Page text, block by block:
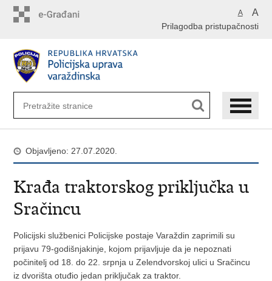
A A
Prilagodba pristupačnosti
Objavljeno: 27.07.2020.
Krađa traktorskog priključka u
Sračincu
Policijski službenici Policijske postaje Varaždin zaprimili su
prijavu 79-godišnjakinje, kojom prijavljuje da je nepoznati
počinitelj od 18. do 22. srpnja u Zelendvorskoj ulici u Sračincu
iz dvorišta otuđio jedan priključak za traktor.